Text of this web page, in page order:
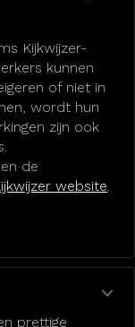
Kijkwijzer-
kunnen
of niet in
wordt hun
zijn ook
de
website.
prettige